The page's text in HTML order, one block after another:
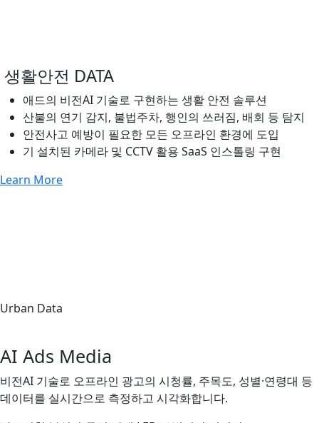
생활안전 DATA
애드의 비전AI 기술로 구현하는 생활 안전 솔루션
산불의 연기 감지, 불법주차, 행인의 쓰러짐, 배회 등 탐지
안전사고 예방이 필요한 모든 오프라인 환경에 도입
기 설치된 카메라 및 CCTV 활용 SaaS 인스톨링 구현
Learn More
Urban Data
AI Ads Media
비전AI 기술로 오프라인 광고의 시청률, 주목도, 성별·연령대 등
데이터를 실시간으로 측정하고 시각화합니다.